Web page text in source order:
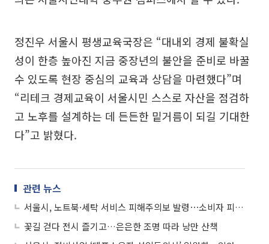
정진우 서울시 평생교육국장은 “대내외 경제 불확실
성이 한층 높아진 지금 중장년의 불안을 준비로 바꿀
수 있도록 현장 중심의 교육과 상담을 마련했다”며
“리테크 경제교육이 서울시민 스스로 자산을 점검하
고 노후를 설계하는 데 든든한 밑거름이 되길 기대한
다”고 밝혔다.
관련 뉴스
서울시, 노트북·세탁 서비스 피해주의보 발령⋯소비자 피해 집중 품목 선정
꽃길 걷다 전시 즐기고…은은한 조명 따라 낭만 산책